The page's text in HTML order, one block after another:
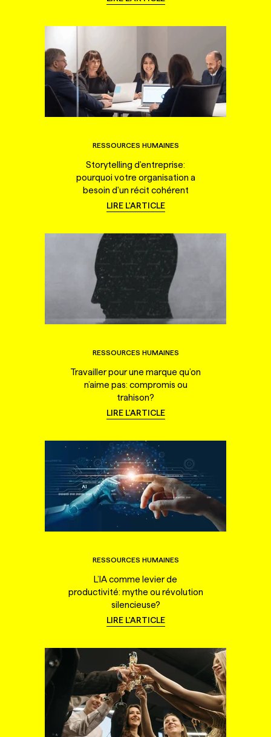
RESSOURCES HUMAINES
Storytelling d'entreprise:
pourquoi votre organisation a
besoin d'un récit cohérent
LIRE L'ARTICLE
RESSOURCES HUMAINES
Travailler pour une marque qu’on
n’aime pas: compromis ou
trahison?
LIRE L'ARTICLE
RESSOURCES HUMAINES
L’IA comme levier de
productivité: mythe ou révolution
silencieuse?
LIRE L'ARTICLE